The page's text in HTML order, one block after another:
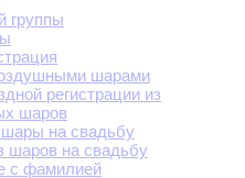
группы
шарами
регистрации из
шаров
на свадьбу
шаров на свадьбу
с фамилией